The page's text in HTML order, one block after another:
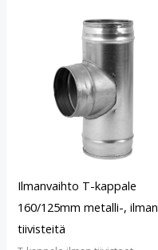
Ilmanvaihto T-kappale
160/125mm metalli-, ilman
tiivisteitä